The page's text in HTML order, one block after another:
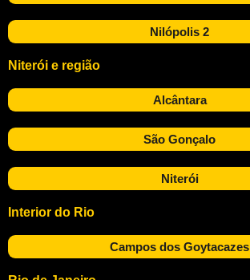
Nilópolis 2
Niterói e região
Alcântara
São Gonçalo
Niterói
Interior do Rio
Campos dos Goytacazes